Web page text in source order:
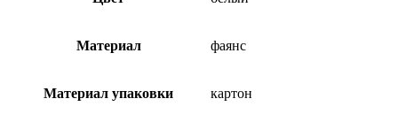
Материал фаянс
Материал упаковки картон